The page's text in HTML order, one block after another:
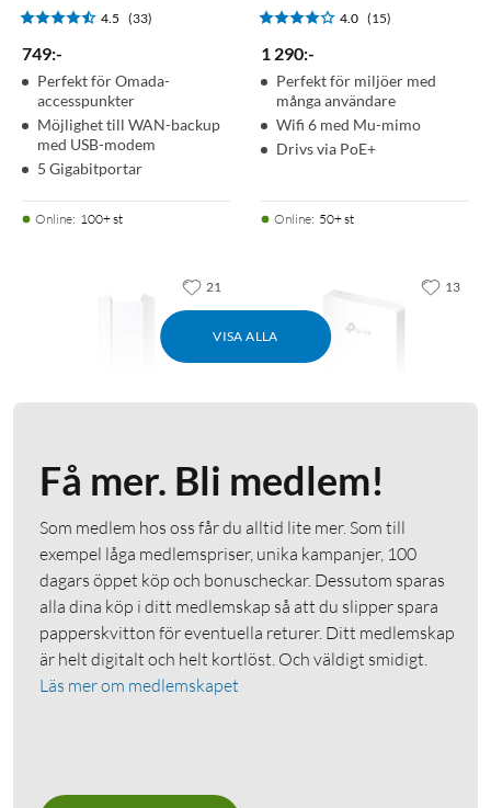
4.5 (33)
749:-
Perfekt för Omada-
accesspunkter
Möjlighet till WAN-backup
med USB-modem
5 Gigabitportar
Online: 100+ st
4.0 (15)
1 290:-
Perfekt för miljöer med
många användare
Wifi 6 med Mu-mimo
Drivs via PoE+
Online: 50+ st
VISA ALLA
Omada EAP610-Outdoor
Wifi 6 Roaming-
accesspunkt AX1800
4.0 (15)
2 290:-
Wifi 6 med Mu-mimo
Klarar temperaturer från
21
Omada EAP615-Wall Wifi
6 Roaming-accesspunkt
AX1800
4.5
1 049:-
4 Gigabitportar varav 1
13
Få mer. Bli medlem!
Som medlem hos oss får du alltid lite mer. Som till
exempel låga medlemspriser, unika kampanjer, 100
dagars öppet köp och bonuscheckar. Dessutom sparas
alla dina köp i ditt medlemskap så att du slipper spara
papperskvitton för eventuella returer. Ditt medlemskap
är helt digitalt och helt kortlöst. Och väldigt smidigt.
Läs mer om medlemskapet